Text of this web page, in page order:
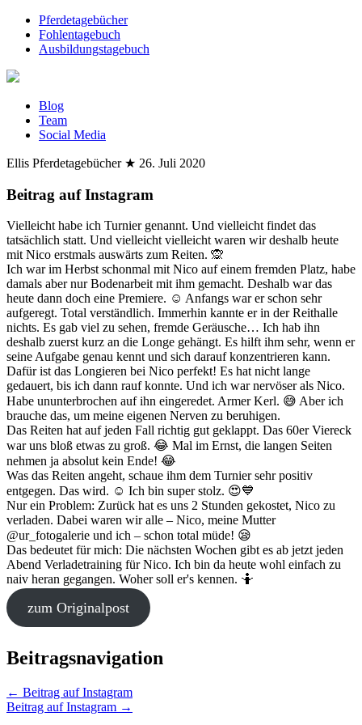
Pferdetagebücher
Fohlentagebuch
Ausbildungstagebuch
Blog
Team
Social Media
Ellis Pferdetagebücher ★ 26. Juli 2020
Beitrag auf Instagram
Vielleicht habe ich Turnier genannt. Und vielleicht findet das
tatsächlich statt. Und vielleicht vielleicht waren wir deshalb heute
mit Nico erstmals auswärts zum Reiten. 🙊
Ich war im Herbst schonmal mit Nico auf einem fremden Platz, habe
damals aber nur Bodenarbeit mit ihm gemacht. Deshalb war das
heute dann doch eine Premiere. ☺️ Anfangs war er schon sehr
aufgeregt. Total verständlich. Immerhin kannte er in der Reithalle
nichts. Es gab viel zu sehen, fremde Geräusche… Ich hab ihn
deshalb zuerst kurz an die Longe gehängt. Es hilft ihm sehr, wenn er
seine Aufgabe genau kennt und sich darauf konzentrieren kann.
Dafür ist das Longieren bei Nico perfekt! Es hat nicht lange
gedauert, bis ich dann rauf konnte. Und ich war nervöser als Nico.
Habe ununterbrochen auf ihn eingeredet. Armer Kerl. 😅 Aber ich
brauche das, um meine eigenen Nerven zu beruhigen.
Das Reiten hat auf jeden Fall richtig gut geklappt. Das 60er Viereck
war uns bloß etwas zu groß. 😂 Mal im Ernst, die langen Seiten
nehmen ja absolut kein Ende! 😂
Was das Reiten angeht, schaue ihm dem Turnier sehr positiv
entgegen. Das wird. ☺️ Ich bin super stolz. 😍💙
Nur ein Problem: Zurück hat es uns 2 Stunden gekostet, Nico zu
verladen. Dabei waren wir alle – Nico, meine Mutter
@ur_fotogalerie und ich – schon total müde! 😪
Das bedeutet für mich: Die nächsten Wochen gibt es ab jetzt jeden
Abend Verladetraining für Nico. Ich bin da heute wohl einfach zu
naiv heran gegangen. Woher soll er's kennen. 🤷
zum Originalpost
Beitragsnavigation
← Beitrag auf Instagram
Beitrag auf Instagram →